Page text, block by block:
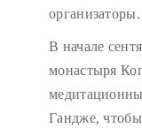
организаторы.
В начале
монастыря
Гандже,